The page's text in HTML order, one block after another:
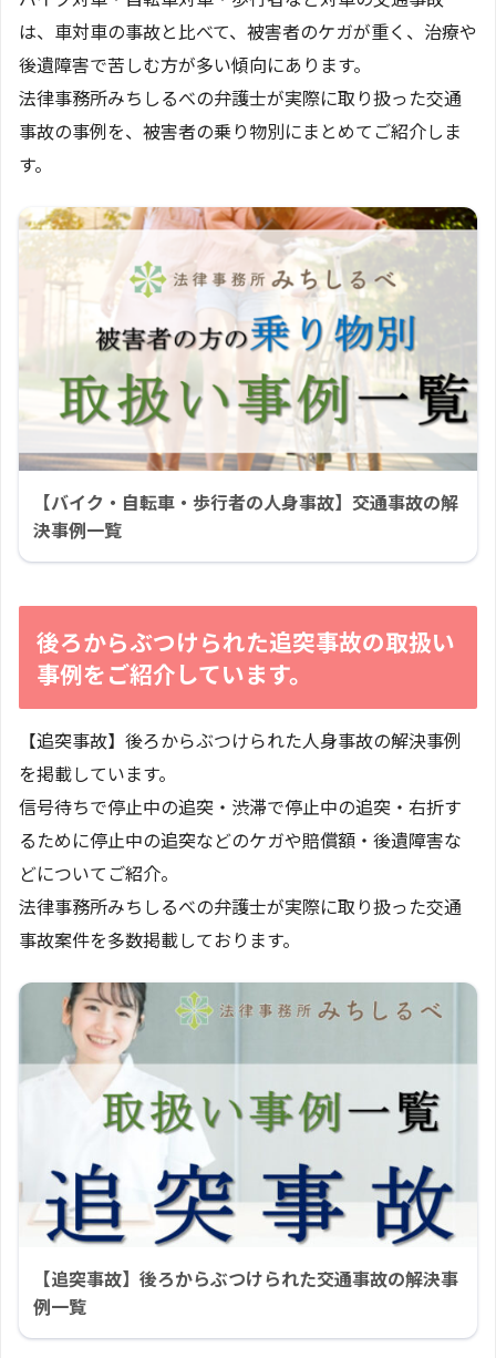
は、車対車の事故と比べて、被害者のケガが重く、治療や
後遺障害で苦しむ方が多い傾向にあります。
法律事務所みちしるべの弁護士が実際に取り扱った交通
事故の事例を、被害者の乗り物別にまとめてご紹介しま
す。
【バイク・自転車・歩行者の人身事故】交通事故の解
決事例一覧
後ろからぶつけられた追突事故の取扱い
事例をご紹介しています。
【追突事故】後ろからぶつけられた人身事故の解決事例
を掲載しています。
信号待ちで停止中の追突・渋滞で停止中の追突・右折す
るために停止中の追突などのケガや賠償額・後遺障害な
どについてご紹介。
法律事務所みちしるべの弁護士が実際に取り扱った交通
事故案件を多数掲載しております。
【追突事故】後ろからぶつけられた交通事故の解決事
例一覧